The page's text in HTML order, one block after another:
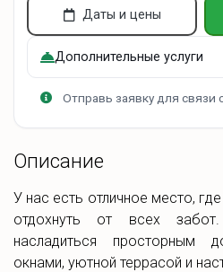
Пользование двумя
На территории домика есть
дополнительную плату.
В праздничные даты
Даты и цены
Дополнительные услуги
Отправь заявку для связи
Описание
У нас есть отличное место,
отдохнуть от всех
насладиться просторным
окнами, уютной террасой и